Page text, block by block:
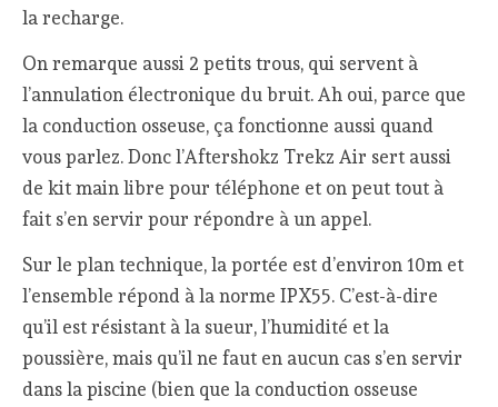
la recharge.
On remarque aussi 2 petits trous, qui servent à
l’annulation électronique du bruit. Ah oui, parce que
la conduction osseuse, ça fonctionne aussi quand
vous parlez. Donc l’Aftershokz Trekz Air sert aussi
de kit main libre pour téléphone et on peut tout à
fait s’en servir pour répondre à un appel.
Sur le plan technique, la portée est d’environ 10m et
l’ensemble répond à la norme IPX55. C’est-à-dire
qu’il est résistant à la sueur, l’humidité et la
poussière, mais qu’il ne faut en aucun cas s’en servir
dans la piscine (bien que la conduction osseuse